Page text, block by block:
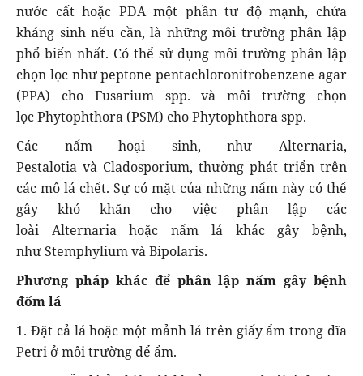
nước cất hoặc PDA một phần tư độ mạnh, chứa
kháng sinh nếu cần, là những môi trường phân lập
phổ biến nhất. Có thể sử dụng môi trường phân lập
chọn lọc như peptone pentachloronitrobenzene agar
(PPA) cho Fusarium spp. và môi trường chọn
lọc Phytophthora (PSM) cho Phytophthora spp.
Các nấm hoại sinh, như Alternaria,
Pestalotia và Cladosporium, thường phát triển trên
các mô lá chết. Sự có mặt của những nấm này có thể
gây khó khăn cho việc phân lập các
loài Alternaria hoặc nấm lá khác gây bệnh,
như Stemphylium và Bipolaris.
Phương pháp khác để phân lập nấm gây bệnh
đốm lá
1. Đặt cả lá hoặc một mảnh lá trên giấy ẩm trong đĩa
Petri ở môi trường để ẩm.